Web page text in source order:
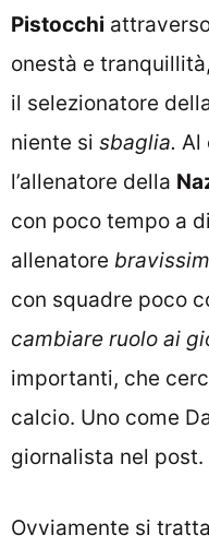
Pistocchi
onestà e
il selezionatore
niente si sbaglia. Al
l’allenatore della
con poco tempo a
allenatore
con squadre poco
cambiare ruolo ai
importanti, che
calcio. Uno come
giornalista nel post.
Ovviamente si